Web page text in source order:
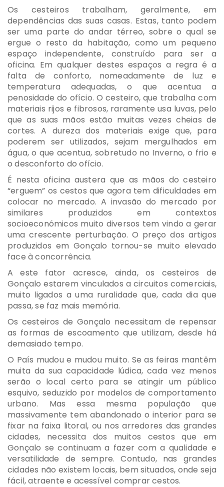
Os cesteiros trabalham, geralmente, em
dependências das suas casas. Estas, tanto podem
ser uma parte do andar térreo, sobre o qual se
ergue o resto da habitação, como um pequeno
espaço independente, construído para ser a
oficina. Em qualquer destes espaços a regra é a
falta de conforto, nomeadamente de luz e
temperatura adequadas, o que acentua a
penosidade do ofício. O cesteiro, que trabalha com
materiais rijos e fibrosos, raramente usa luvas, pelo
que as suas mãos estão muitas vezes cheias de
cortes. A dureza dos materiais exige que, para
poderem ser utilizados, sejam mergulhados em
água, o que acentua, sobretudo no Inverno, o frio e
o desconforto do ofício.
É nesta oficina austera que as mãos do cesteiro
“erguem” os cestos que agora tem dificuldades em
colocar no mercado. A invasão do mercado por
similares produzidos em contextos
socioeconómicos muito diversos tem vindo a gerar
uma crescente perturbação. O preço dos artigos
produzidos em Gonçalo tornou-se muito elevado
face à concorrência.
A este fator acresce, ainda, os cesteiros de
Gonçalo estarem vinculados a circuitos comerciais,
muito ligados a uma ruralidade que, cada dia que
passa, se faz mais memória.
Os cesteiros de Gonçalo necessitam de repensar
as formas de escoamento que utilizam, desde há
demasiado tempo.
O País mudou e mudou muito. Se as feiras mantêm
muita da sua capacidade lúdica, cada vez menos
serão o local certo para se atingir um público
esquivo, seduzido por modelos de comportamento
urbano. Mas essa mesma população que
massivamente tem abandonado o interior para se
fixar na faixa litoral, ou nos arredores das grandes
cidades, necessita dos muitos cestos que em
Gonçalo se continuam a fazer com a qualidade e
versatilidade de sempre. Contudo, nas grandes
cidades não existem locais, bem situados, onde seja
fácil, atraente e acessível comprar cestos.